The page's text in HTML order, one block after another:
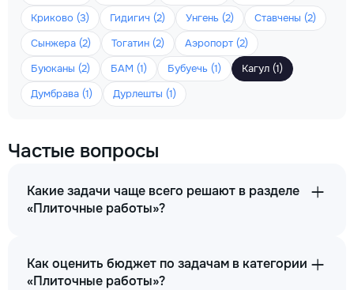
Криково (3)
Гидигич (2) Унгень (2)
Ставчены (2)
Сынжера (2)
Тогатин (2)
Аэропорт (2)
Буюканы (2)
БАМ (1) Бубуечь (1)
Кагул (1)
Думбрава (1)
Дурлешты (1)
Частые вопросы
Какие задачи чаще всего решают в разделе
«Плиточные работы»?
Как оценить бюджет по задачам в категории
«Плиточные работы»?